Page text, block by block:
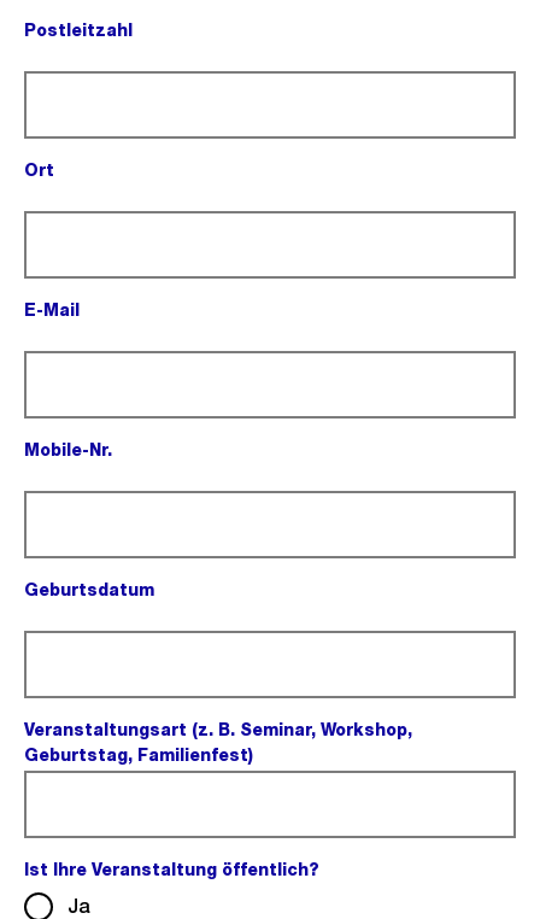
Postleitzahl
Ort
E-Mail
Mobile-Nr.
Geburtsdatum
Veranstaltungsart (z. B. Seminar, Workshop,
Geburtstag, Familienfest)
Ist Ihre Veranstaltung öffentlich?
Ja